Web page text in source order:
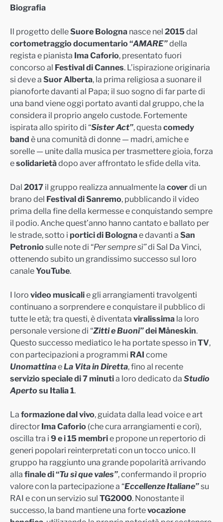
Biografia
Il progetto delleSuore Bologna nasce nel 2015dal
cortometraggio documentario “AMARE”della
regista e pianista Ima Caforio, presentato fuori
concorso al Festival di Cannes. L’ispirazione originaria
si deve a Suor Alberta, la prima religiosa a suonare il
pianoforte davanti al Papa; il suo sogno di far parte di
una band viene oggi portato avanti dal gruppo, che la
considera il proprio angelo custode. Fortemente
ispirata allo spirito di “Sister Act”, questa comedy
band è una comunità di donne — madri, amiche e
sorelle — unite dalla musica per trasmettere gioia, forza
esolidarietàdopo aver affrontato le sfide della vita.
Dal 2017 il gruppo realizza annualmente la coverdi un
brano del Festival di Sanremo, pubblicando il video
prima della fine della kermesse e conquistando sempre
il podio. Anche quest’anno hanno cantato e ballato per
le strade, sotto i portici di Bolognae davanti a San
Petronio sulle note di “Per sempre sì”di Sal Da Vinci,
ottenendo subito un grandissimo successo sul loro
canaleYouTube.
I loro video musicalie gli arrangiamenti travolgenti
continuano a sorprendere e conquistare il pubblico di
tutte le età; tra questi, è diventata viralissima la loro
personale versione di “Zitti e Buoni”dei Måneskin.
Questo successo mediatico le ha portate spesso inTV,
con partecipazioni a programmi RAI come
UnomattinaeLa Vita in Diretta, fino al recente
servizio speciale di 7 minutia loro dedicato da Studio
Aperto su Italia 1.
La formazione dal vivo, guidata dalla lead voice e art
director Ima Caforio (che cura arrangiamenti e cori),
oscilla tra i 9 e i 15 membrie propone un repertorio di
generi popolari reinterpretati con un tocco unico. Il
gruppo ha raggiunto una grande popolarità arrivando
alla finale di “Tu sì que vales”, confermando il proprio
valore con la partecipazione a “Eccellenze Italiane”su
RAI e con un servizio sul TG2000. Nonostante il
successo, la band mantiene una fortevocazione